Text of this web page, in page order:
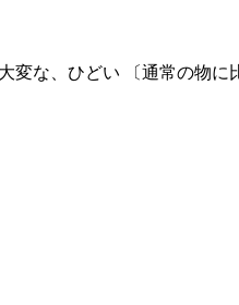
な、ひどい 〔通常の物